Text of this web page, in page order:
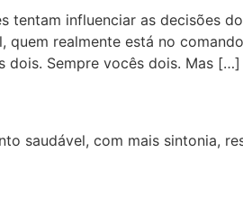
tentam influenciar as decisões
quem realmente está no
dois. Sempre vocês dois. Mas […]
saudável, com mais sintonia,